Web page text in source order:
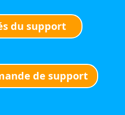
du support
de support